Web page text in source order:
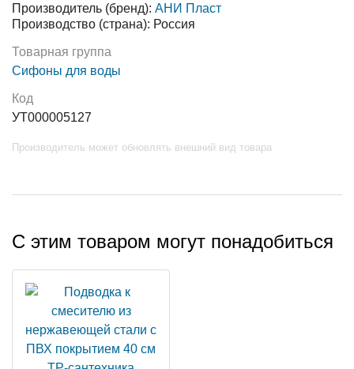
Производитель (бренд): АНИ Пласт
Производство (страна): Россия
Товарная группа
Сифоны для воды
Код
УТ000005127
Производитель может обновлять внешний вид товара
С этим товаром могут понадобиться